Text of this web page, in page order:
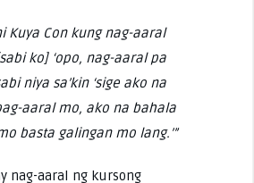
Kuya Con kung nag-aaral
ko] ‘opo, nag-aaral pa
niya sa’kin ‘sige ako na
aaral mo, ako na bahala
basta galingan mo lang.’”
nag-aaral ng kursong